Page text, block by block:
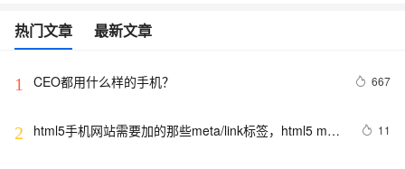
热门文章 最新文章
1 CEO都用什么样的手机？ 667
2
html5手机网站需要加的那些meta/link标签，html5 meta
11